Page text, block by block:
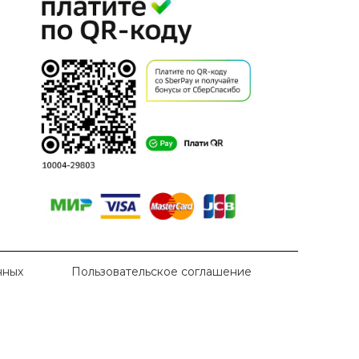
Пользовательское соглашение